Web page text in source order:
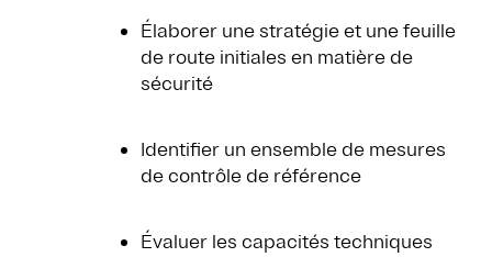
Élaborer une stratégie et une feuille
de route initiales en matière de
sécurité
Identifier un ensemble de mesures
de contrôle de référence
Évaluer les capacités techniques